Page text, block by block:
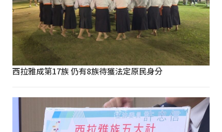
西拉雅成第17族 仍有8族待獲法定原民身分